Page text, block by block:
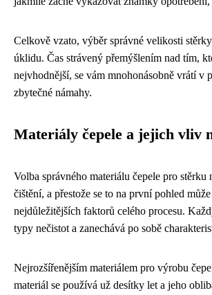
Celkově vzato, výběr správné velikosti
úklidu. Čas strávený přemýšlením nad tím,
nejvhodnější, se vám mnohonásobně vrátí v
zbytečné námahy.
Materiály čepele a jejich vliv
Volba správného materiálu čepele pro
čištění, a přestože se to na první pohled
nejdůležitějších faktorů celého procesu.
typy nečistot a zanechává po sobě
Nejrozšířenějším materiálem pro výrobu
materiál se používá už desítky let a jeho